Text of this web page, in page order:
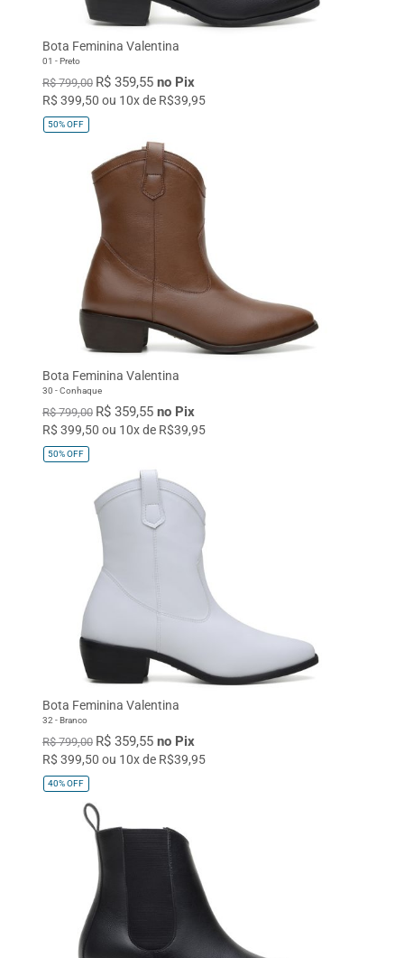
Bota Feminina Valentina
01 - Preto
R$ 799,00 R$ 359,55 no Pix
R$ 399,50 ou 10x de R$39,95
50%OFF
Bota Feminina Valentina
30 - Conhaque
R$ 799,00 R$ 359,55 no Pix
R$ 399,50 ou 10x de R$39,95
50%OFF
Bota Feminina Valentina
32 - Branco
R$ 799,00 R$ 359,55 no Pix
R$ 399,50 ou 10x de R$39,95
40%OFF